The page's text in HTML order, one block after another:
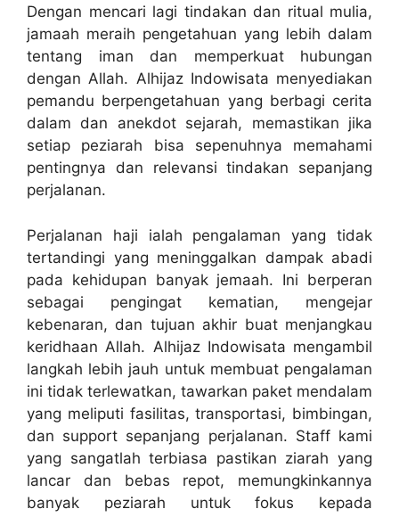
Dengan mencari lagi tindakan dan ritual mulia,
jamaah meraih pengetahuan yang lebih dalam
tentang iman dan memperkuat hubungan
dengan Allah. Alhijaz Indowisata menyediakan
pemandu berpengetahuan yang berbagi cerita
dalam dan anekdot sejarah, memastikan jika
setiap peziarah bisa sepenuhnya memahami
pentingnya dan relevansi tindakan sepanjang
perjalanan.
Perjalanan haji ialah pengalaman yang tidak
tertandingi yang meninggalkan dampak abadi
pada kehidupan banyak jemaah. Ini berperan
sebagai pengingat kematian, mengejar
kebenaran, dan tujuan akhir buat menjangkau
keridhaan Allah. Alhijaz Indowisata mengambil
langkah lebih jauh untuk membuat pengalaman
ini tidak terlewatkan, tawarkan paket mendalam
yang meliputi fasilitas, transportasi, bimbingan,
dan support sepanjang perjalanan. Staff kami
yang sangatlah terbiasa pastikan ziarah yang
lancar dan bebas repot, memungkinkannya
banyak peziarah untuk fokus kepada